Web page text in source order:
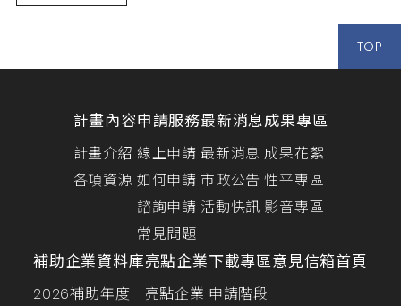
TOP
計畫內容
計畫介紹
各項資源
申請服務
線上申請
如何申請
諮詢申請
常見問題
最新消息
最新消息
市政公告
活動快訊
成果專區
成果花絮
性平專區
影音專區
補助企業資料庫
2026補助年度
亮點企業
亮點企業
下載專區
申請階段
意見信箱首頁